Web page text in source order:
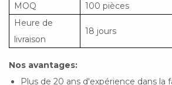
MOQ
100 pièces
Heure de
livraison
18 jours
Nos avantages:
Plus de 20 ans d'expérience dans la